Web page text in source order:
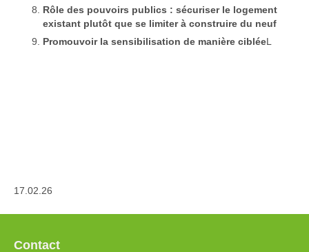
Rôle des pouvoirs publics : sécuriser le logement
existant plutôt que se limiter à construire du neuf
Promouvoir la sensibilisation de manière cibléeL
17.02.26
Contact